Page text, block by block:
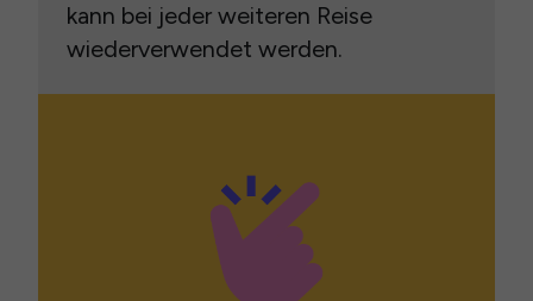
kann bei jeder weiteren Reise
wiederverwendet werden.